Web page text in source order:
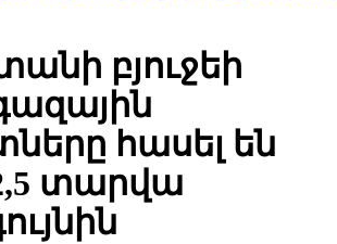
բյուջեի
հասել են
տարվա